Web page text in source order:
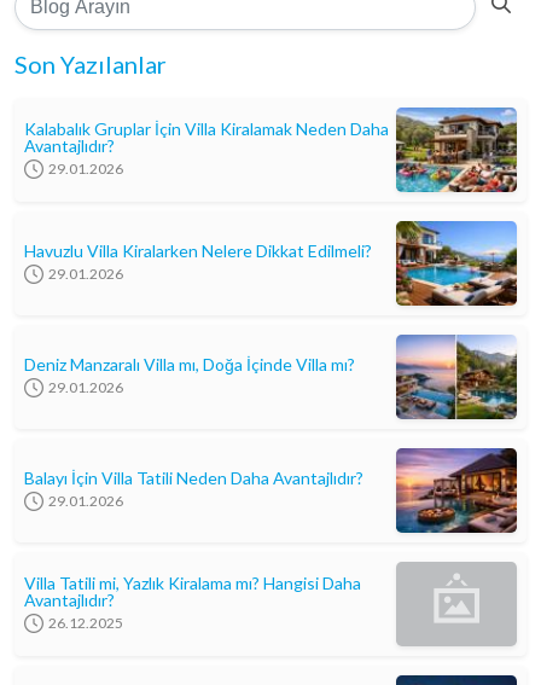
Son Yazılanlar
Kalabalık Gruplar İçin Villa Kiralamak Neden Daha
Avantajlıdır?
29.01.2026
Havuzlu Villa Kiralarken Nelere Dikkat Edilmeli?
29.01.2026
Deniz Manzaralı Villa mı, Doğa İçinde Villa mı?
29.01.2026
Balayı İçin Villa Tatili Neden Daha Avantajlıdır?
29.01.2026
Villa Tatili mi, Yazlık Kiralama mı? Hangisi Daha
Avantajlıdır?
26.12.2025